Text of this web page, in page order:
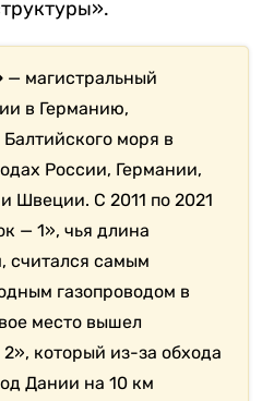
— магистральный
в Германию,
моря в
России, Германии,
Швеции. С 2011 по 2021
— 1», чья длина
считался самым
газопроводом в
место вышел
который из-за обхода
Дании на 10 км